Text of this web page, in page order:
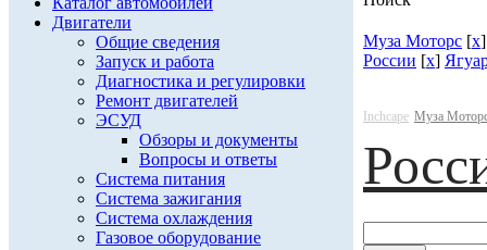
Двигатели
Общие сведения
Запуск и работа
Диагностика и регулировки
Ремонт двигателей
ЭСУД
Обзоры и документы
Вопросы и ответы
Система питания
Система зажигания
Система охлаждения
Газовое оборудование
Муза Моторс [x
России [x]
Inchcape Муза